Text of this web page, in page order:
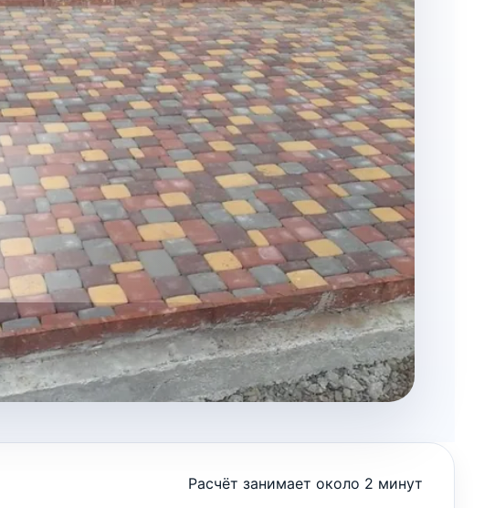
Расчёт занимает около 2 минут